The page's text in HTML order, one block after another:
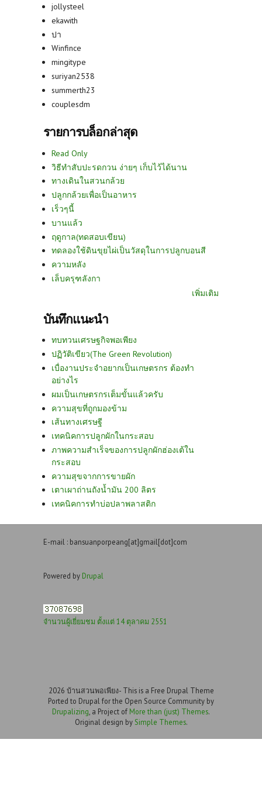
jollysteel
ekawith
ปา
Winfince
mingitype
suriyan2538
summerth23
couplesdm
รายการบล็อกล่าสุด
Read Only
วิธีทำสับปะรดกวน ง่ายๆ เก็บไว้ได้นาน
ทางเดินในสวนกล้วย
ปลูกกล้วยเพื่อเป็นอาหาร
เร็วๆนี้
บานแล้ว
ฤดูกาล(ทดสอบเขียน)
ทดลองใช้ดินขุยไผ่เป็นวัสดุในการปลูกบอนสี
ความหลัง
เล็บครุฑลังกา
เพิ่มเติม
บันทึกแนะนำ
ทบทวนเศรษฐกิจพอเพียง
ปฏิวัติเขียว(The Green Revolution)
เบื่องานประจำอยากเป็นเกษตรกร ต้องทำ
อย่างไร
ผมเป็นเกษตรกรเต็มขั้นแล้วครับ
ความสุขที่ถูกมองข้าม
เส้นทางเศรษฐี
เทคนิคการปลูกผักในกระสอบ
ภาพความสำเร็จของการปลูกผักฮ่องเต้ใน
กระสอบ
ความสุขจากการขายผัก
เตาเผาถ่านถังน้ำมัน 200 ลิตร
เทคนิคการทำบ่อปลาพลาสติก
E-mail : bansuanporpeang[at]gmail[dot]com
Powered by Drupal
จำนวนผู้เยี่ยมชม ตั้งแต่ 14 ตุลาคม 2551
2026 บ้านสวนพอเพียง- This is a Free Drupal Theme
Ported to Drupal for the Open Source Community by
Drupalizing , a Project of More than (just) Themes.
Original design by Simple Themes.